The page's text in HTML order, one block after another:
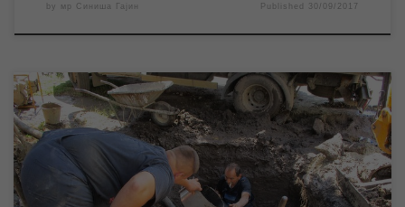
by мр Синиша Гајин Published 30/09/2017
Према последњим информацијама са терена, екипе нашег
предузећа успешно су, уз ангажовање тешке механизације,
лоцирале место квара и раде на његовом отклањању.
Напомињемо да је квар на магистралном воду на изворишту,